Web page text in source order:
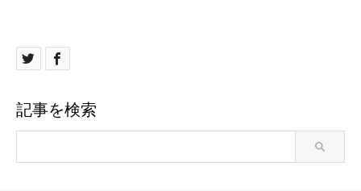
記事を検索